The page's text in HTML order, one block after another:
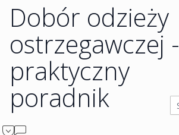
Dobór odzieży
ostrzegawczej -
praktyczny
poradnik